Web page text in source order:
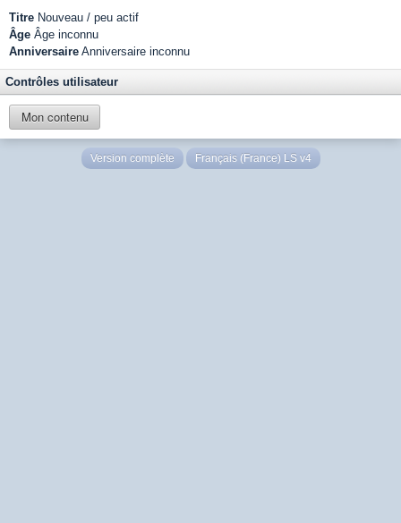
Titre Nouveau / peu actif
Âge Âge inconnu
Anniversaire Anniversaire inconnu
Contrôles utilisateur
Mon contenu
Version complète Français (France) LS v4